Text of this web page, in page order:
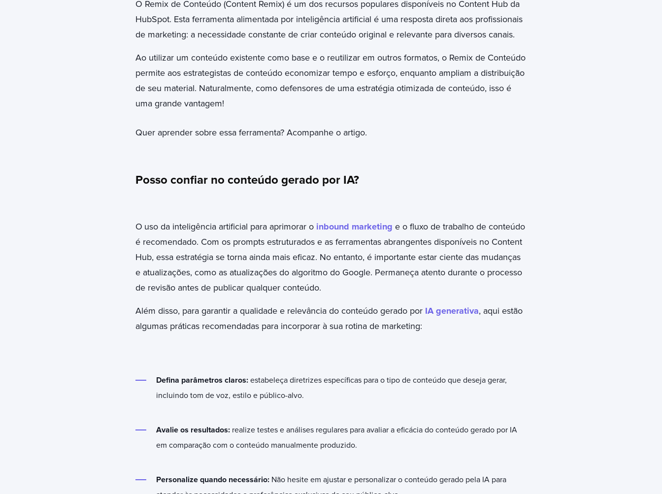
O Remix de Conteúdo (Content Remix) é um dos recursos populares disponíveis no Content Hub da
HubSpot. Esta ferramenta alimentada por inteligência artificial é uma resposta direta aos profissionais
de marketing: a necessidade constante de criar conteúdo original e relevante para diversos canais.
Ao utilizar um conteúdo existente como base e o reutilizar em outros formatos, o Remix de Conteúdo
permite aos estrategistas de conteúdo economizar tempo e esforço, enquanto ampliam a distribuição
de seu material. Naturalmente, como defensores de uma estratégia otimizada de conteúdo, isso é
uma grande vantagem!
Quer aprender sobre essa ferramenta? Acompanhe o artigo.
Posso confiar no conteúdo gerado por IA?
O uso da inteligência artificial para aprimorar o inbound marketing e o fluxo de trabalho de conteúdo
é recomendado. Com os prompts estruturados e as ferramentas abrangentes disponíveis no Content
Hub, essa estratégia se torna ainda mais eficaz. No entanto, é importante estar ciente das mudanças
e atualizações, como as atualizações do algoritmo do Google. Permaneça atento durante o processo
de revisão antes de publicar qualquer conteúdo.
Além disso, para garantir a qualidade e relevância do conteúdo gerado por IA generativa, aqui estão
algumas práticas recomendadas para incorporar à sua rotina de marketing:
Defina parâmetros claros: estabeleça diretrizes específicas para o tipo de conteúdo que deseja gerar,
incluindo tom de voz, estilo e público-alvo.
Avalie os resultados:realize testes e análises regulares para avaliar a eficácia do conteúdo gerado por IA
em comparação com o conteúdo manualmente produzido.
Personalize quando necessário: Não hesite em ajustar e personalizar o conteúdo gerado pela IA para